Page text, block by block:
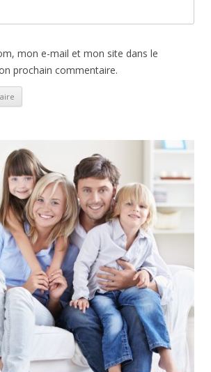
mon e-mail et mon site dans le
prochain commentaire.